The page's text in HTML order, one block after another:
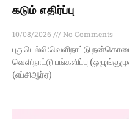
கடும் எதிர்ப்பு
10/08/2026
No Comments
புதுடெல்லி:வெளி​நாட்டு
வெளிநாட்டு பங்களிப்பு
(எப்சிஆர்ஏ)